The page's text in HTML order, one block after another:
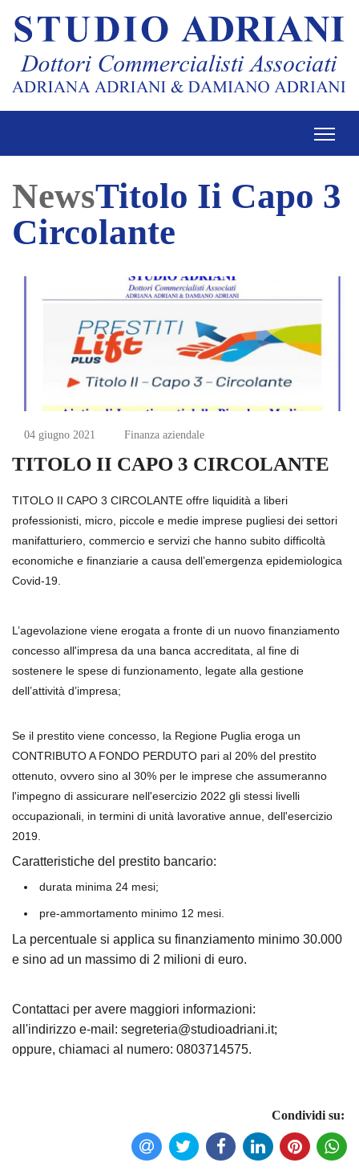
NewsTitolo Ii Capo 3
Circolante
04 giugno 2021 Finanza aziendale
TITOLO II CAPO 3 CIRCOLANTE
TITOLO II CAPO 3 CIRCOLANTE offre liquidità a liberi
professionisti, micro, piccole e medie imprese pugliesi dei settori
manifatturiero, commercio e servizi che hanno subito difficoltà
economiche e finanziarie a causa dell’emergenza epidemiologica
Covid-19.
L’agevolazione viene erogata a fronte di un nuovo finanziamento
concesso all'impresa da una banca accreditata, al fine di
sostenere le spese di funzionamento, legate alla gestione
dell’attività d’impresa;
Se il prestito viene concesso, la Regione Puglia eroga un
CONTRIBUTO A FONDO PERDUTO pari al 20% del prestito
ottenuto, ovvero sino al 30% per le imprese che assumeranno
l'impegno di assicurare nell'esercizio 2022 gli stessi livelli
occupazionali, in termini di unità lavorative annue, dell'esercizio
2019.
Caratteristiche del prestito bancario:
durata minima 24 mesi;
pre-ammortamento minimo 12 mesi.
La percentuale si applica su finanziamento minimo 30.000
e sino ad un massimo di 2 milioni di euro.
Contattaci per avere maggiori informazioni:
all'indirizzo e-mail: segreteria@studioadriani.it;
oppure, chiamaci al numero: 0803714575.
Condividi su: